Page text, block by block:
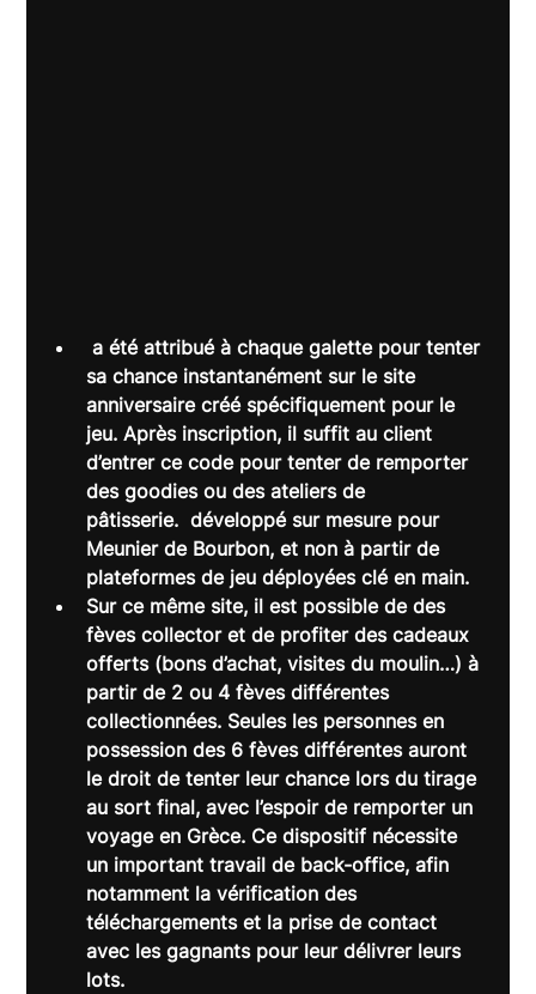
a été attribué à chaque galette pour tenter
sa chance instantanément sur le site
anniversaire créé spécifiquement pour le
jeu. Après inscription, il suffit au client
d’entrer ce code pour tenter de remporter
des goodies ou des ateliers de
pâtisserie. développé sur mesure pour
Meunier de Bourbon, et non à partir de
plateformes de jeu déployées clé en main.
Sur ce même site, il est possible de des
fèves collector et de profiter des cadeaux
offerts (bons d’achat, visites du moulin…) à
partir de 2 ou 4 fèves différentes
collectionnées. Seules les personnes en
possession des 6 fèves différentes auront
le droit de tenter leur chance lors du tirage
au sort final, avec l’espoir de remporter un
voyage en Grèce. Ce dispositif nécessite
un important travail de back-office, afin
notamment la vérification des
téléchargements et la prise de contact
avec les gagnants pour leur délivrer leurs
lots.